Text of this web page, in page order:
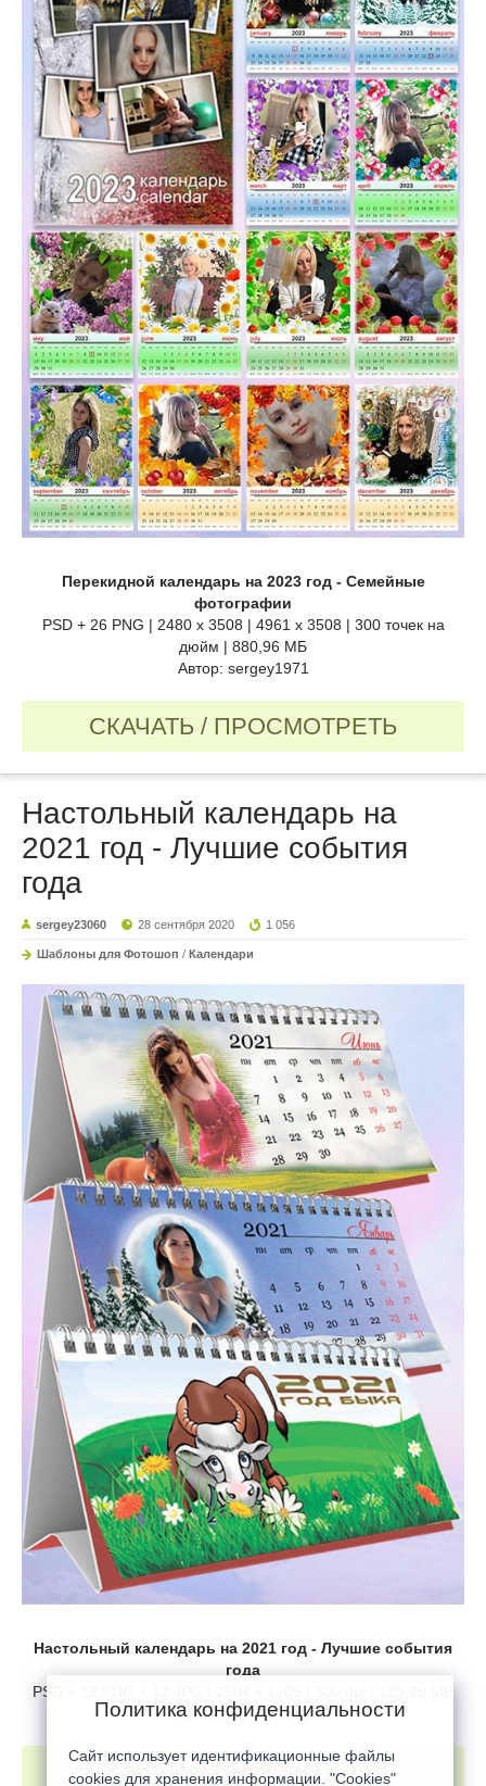
Перекидной календарь на 2023 год - Семейные
фотографии
PSD + 26 PNG | 2480 x 3508 | 4961 x 3508 | 300 точек на
дюйм | 880,96 МБ
Автор: sergey1971
СКАЧАТЬ / ПРОСМОТРЕТЬ
Настольный календарь на
2021 год - Лучшие события
года
sergey23060 28 сентября 2020 1 056
Шаблоны для Фотошоп / Календари
Настольный календарь на 2021 год - Лучшие события
года
PSD + 13 PNG + 13 JPG | 2504 x 1205 | 300 dpi | 129,28 MB
Автор: sergey1971
СКАЧАТЬ / ПРОСМОТРЕТЬ
Политика конфиденциальности
Сайт использует идентификационные файлы
cookies для хранения информации. "Cookies"